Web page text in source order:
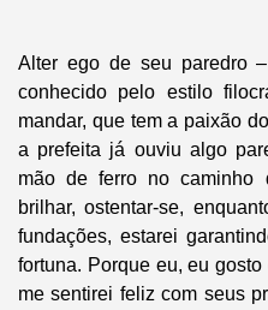
Alter ego de seu paredro
conhecido pelo estilo
mandar, que tem a paixão
a prefeita já ouviu algo
mão de ferro no
brilhar, ostentar-se,
fundações, estarei
fortuna. Porque eu, eu
me sentirei feliz com seus